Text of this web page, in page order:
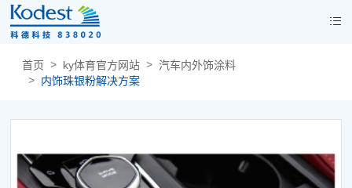
首页 ky体育官方网站
汽车内外饰涂料
内饰珠银粉解决方案